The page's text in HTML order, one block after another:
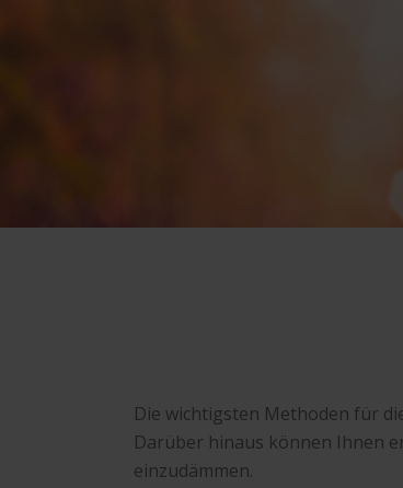
Die wichtigsten Methoden für
Darüber hinaus können Ihnen
einzudämmen.